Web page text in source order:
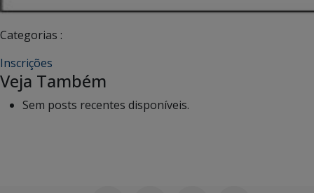
Categorias :
Inscrições
Veja Também
Sem posts recentes disponíveis.